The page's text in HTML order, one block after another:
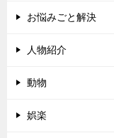
お悩みごと解決
人物紹介
動物
娯楽